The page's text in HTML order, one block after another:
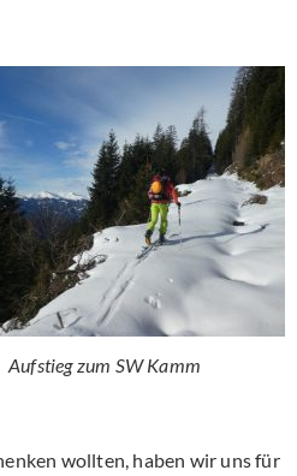
Aufstieg zum SW Kamm
wollten, haben wir uns für